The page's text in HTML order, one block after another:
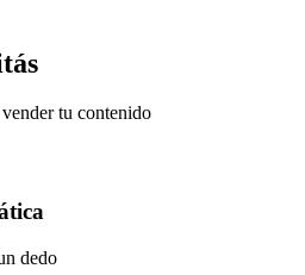
tu contenido
dedo